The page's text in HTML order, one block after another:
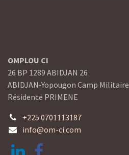
OMPLOU CI
26 BP 1289 ABIDJAN 26
ABIDJAN-Yopougon Camp
Résidence PRIMENE
+225 0701113187
info@om-ci.com